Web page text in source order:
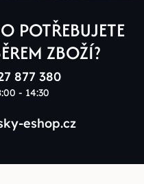
POTŘEBUJETE
ZBOŽÍ?
877 380
- 14:30
eshop.cz